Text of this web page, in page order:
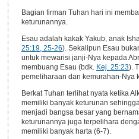
Bagian firman Tuhan hari ini
keturunannya.
Esau adalah kakak Yakub, anak
25:19, 25-26). Sekalipun Esau
untuk mewarisi janji-Nya kepada
membuang Esau (bdk. Kej. 25:23).
pemeliharaan dan kemurahan-Nya
Berkat Tuhan terlihat nyata ketika
memiliki banyak keturunan
menjadi bangsa besar yang
keturunannya juga terpelihara
memiliki banyak harta (6-7).